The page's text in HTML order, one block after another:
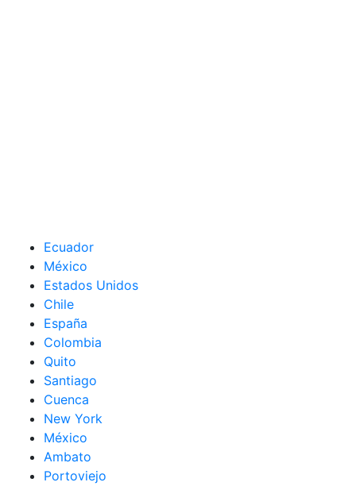
Ecuador
México
Estados Unidos
Chile
España
Colombia
Quito
Santiago
Cuenca
New York
México
Ambato
Portoviejo